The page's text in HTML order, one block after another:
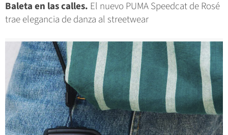
Baleta en las calles. El nuevo PUMA Speedcat de Rosé
trae elegancia de danza al streetwear